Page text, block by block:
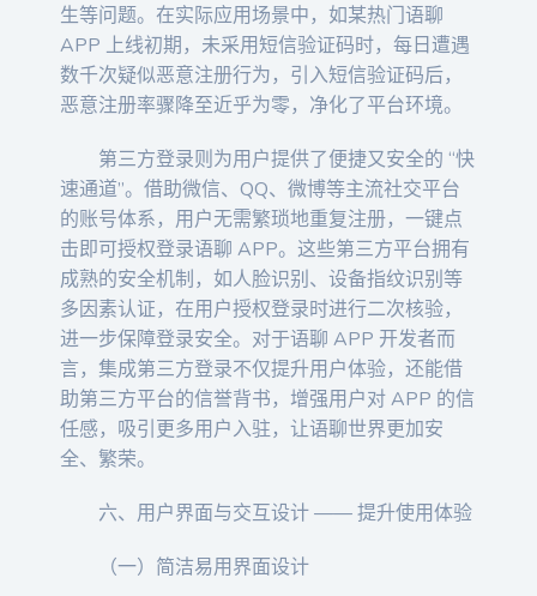
生等问题。在实际应用场景中，如某热门语聊
APP 上线初期，未采用短信验证码时，每日遭遇
数千次疑似恶意注册行为，引入短信验证码后，
恶意注册率骤降至近乎为零，净化了平台环境。
第三方登录则为用户提供了便捷又安全的 “快
速通道”。借助微信、QQ、微博等主流社交平台
的账号体系，用户无需繁琐地重复注册，一键点
击即可授权登录语聊 APP。这些第三方平台拥有
成熟的安全机制，如人脸识别、设备指纹识别等
多因素认证，在用户授权登录时进行二次核验，
进一步保障登录安全。对于语聊 APP 开发者而
言，集成第三方登录不仅提升用户体验，还能借
助第三方平台的信誉背书，增强用户对 APP 的信
任感，吸引更多用户入驻，让语聊世界更加安
全、繁荣。
六、用户界面与交互设计 —— 提升使用体验
（一）简洁易用界面设计